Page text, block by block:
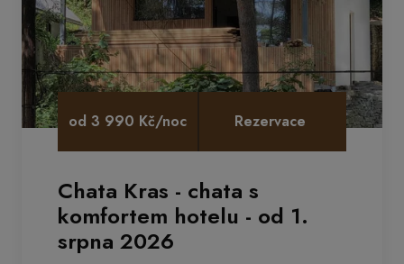
od 3 990 Kč/noc Rezervace
Chata Kras - chata s
komfortem hotelu - od 1.
srpna 2026